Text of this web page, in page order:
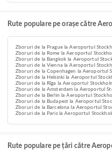
Rute populare pe orașe către
Zboruri de la Prague la Aeroportul
Zboruri de la Rome la Aeroportul
Zboruri de la Bangkok la Aeroportul
Zboruri de la Vienna la Aeroportul
Zboruri de la Copenhagen la Aeroportul
Zboruri de la Helsinki la Aeroportul
Zboruri de la Rīga la Aeroportul
Zboruri de la Amsterdam la Aeroportul
Zboruri de la Berlin la Aeroportul
Zboruri de la Budapest la Aeroportul
Zboruri de la Barcelona la Aeroportul
Zboruri de la Paris la Aeroportul
Rute populare pe țări către